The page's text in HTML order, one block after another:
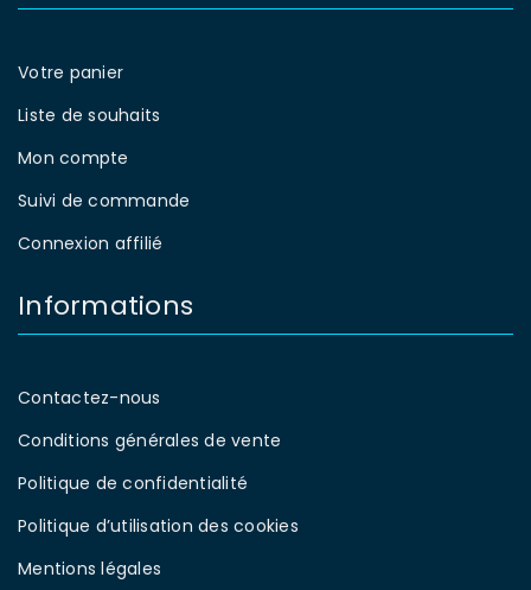
Votre panier
Liste de souhaits
Mon compte
Suivi de commande
Connexion affilié
Informations
Contactez-nous
Conditions générales de vente
Politique de confidentialité
Politique d’utilisation des cookies
Mentions légales